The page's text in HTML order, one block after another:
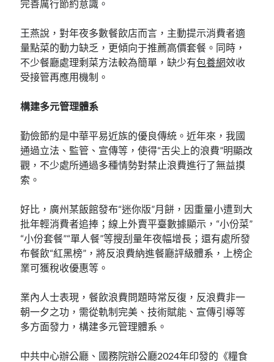
完善厲行節約意識。
王燕說，對年夜多數餐飲店而言，主動提示消費者適
量點菜的動力缺乏，更傾向于推薦高價套餐。同時，
不少餐廳處理剩菜方法較為簡單，缺少有包養網效收
受接管再應用機制。
構建多元管理體系
勤儉節約是中華平易近族的優良傳統。近年來，我國
通過立法、監管、宣傳等，使得“舌尖上的浪費”明顯改
觀，不少處所通過多種情勢對禁止浪費進行了無益摸
索。
好比，廣州某飯館發布“迷你版”月餅，因重量小遭到大
批年輕消費者追捧；線上外賣平臺數據顯示，“小份菜”
“小份套餐”“單人餐”等搜刮量年夜幅增長；還有處所發
布餐飲“紅黑榜”，將反浪費納進餐廳評級體系，上榜企
業可獲稅收優惠等。
業內人士表現，餐飲浪費問題時常反復，反浪費非一
朝一夕之功，需從軌制完美、技術賦能、宣傳引導等
多方面發力，構建多元管理體系。
中共中心辦公廳、國務院辦公廳2024年印發的《糧食